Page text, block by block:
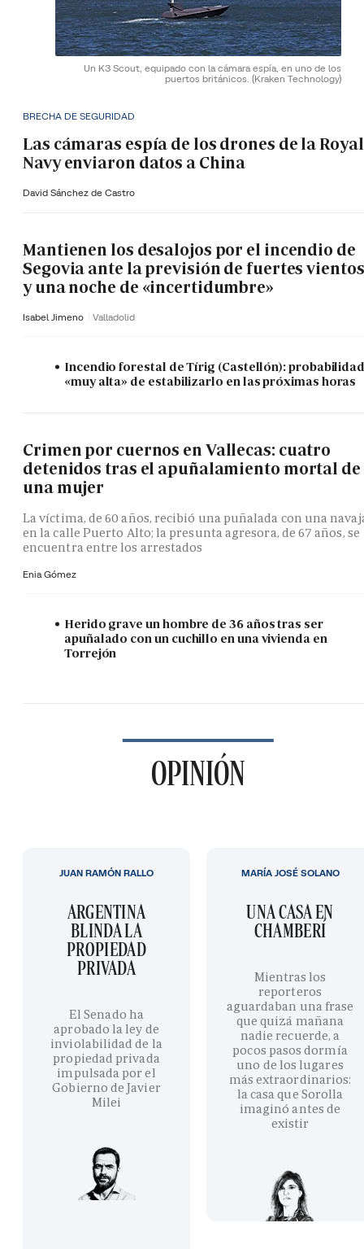
Un K3 Scout, equipado con la cámara espía, en uno de los
puertos británicos. (Kraken Technology)
BRECHA DE SEGURIDAD
Las cámaras espía de los drones de la Royal
Navy enviaron datos a China
David Sánchez de Castro
Mantienen los desalojos por el incendio de
Segovia ante la previsión de fuertes vientos
y una noche de «incertidumbre»
Isabel Jimeno Valladolid
Incendio forestal de Tírig (Castellón):
«muy alta» de estabilizarlo en las próximas horas
Crimen por cuernos en Vallecas: cuatro
detenidos tras el apuñalamiento mortal de
una mujer
La víctima, de 60 años, recibió una puñalada con una
en la calle Puerto Alto; la presunta agresora, de 67 años, se
encuentra entre los arrestados
Enia Gómez
Herido grave un hombre de 36 años tras ser
apuñalado con un cuchillo en una vivienda en
Torrejón
OPINIÓN
ARGENTINA
BLINDA LA
PROPIEDAD
PRIVADA
El Senado ha
aprobado la ley de
inviolabilidad de la
propiedad privada
impulsada por el
Gobierno de Javier
Milei
JUAN RAMÓN RALLO
UNA CASA EN
CHAMBERÍ
Mientras los
reporteros
aguardaban una frase
que quizá mañana
nadie recuerde, a
pocos pasos dormía
uno de los lugares
más extraordinarios:
la casa que Sorolla
imaginó antes de
existir
MARÍA JOSÉ SOLANO